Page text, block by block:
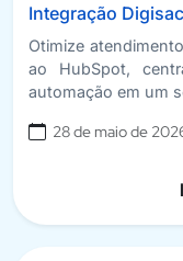
Integração
Otimize
ao HubSpot,
automação em um
28 de maio de